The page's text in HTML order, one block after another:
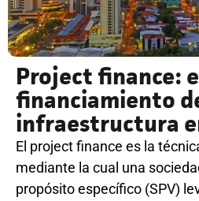
Project finance:
financiamiento
infraestructura
El project finance es la
mediante la cual una
propósito específico (SPV)